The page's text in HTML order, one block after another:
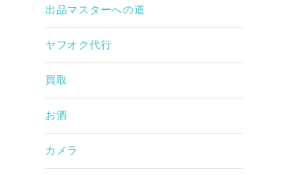
出品マスターへの道
ヤフオク代行
買取
お酒
カメラ